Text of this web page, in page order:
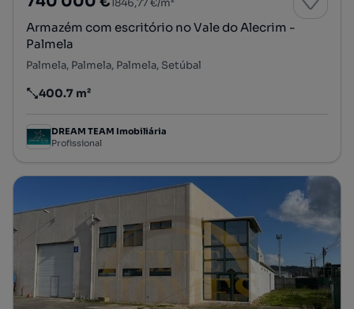
1846,77 €/m²
Armazém com escritório no Vale do Alecrim -
Palmela
Palmela, Palmela, Palmela, Setúbal
Preço por metro quadrado
400.7 m²
DREAM TEAM Imobiliária
Profissional